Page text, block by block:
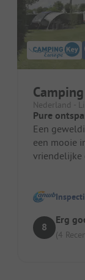
Nederland -
Pure
Een
een mooie
vriendelijke
8
Erg
(4